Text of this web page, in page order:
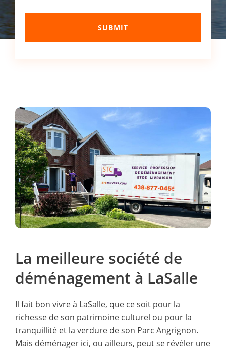
La meilleure société de
déménagement à LaSalle
Il fait bon vivre à LaSalle, que ce soit pour la
richesse de son patrimoine culturel ou pour la
tranquillité et la verdure de son Parc Angrignon.
Mais déménager ici, ou ailleurs, peut se révéler une